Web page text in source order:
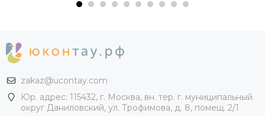
zakaz@ucontay.com
Юр. адрес: 115432, г. Москва, вн. тер. г. муниципальный
округ Даниловский, ул. Трофимова, д. 8, помещ. 2/1